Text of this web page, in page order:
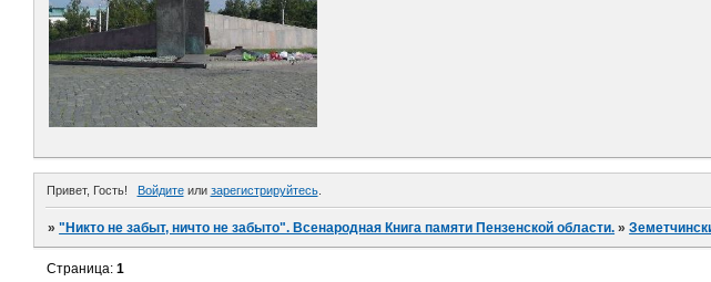
Привет, Гость! Войдитеили зарегистрируйтесь.
»"Никто не забыт, ничто не забыто". Всенародная Книга памяти Пензенской области. »
Страница:1